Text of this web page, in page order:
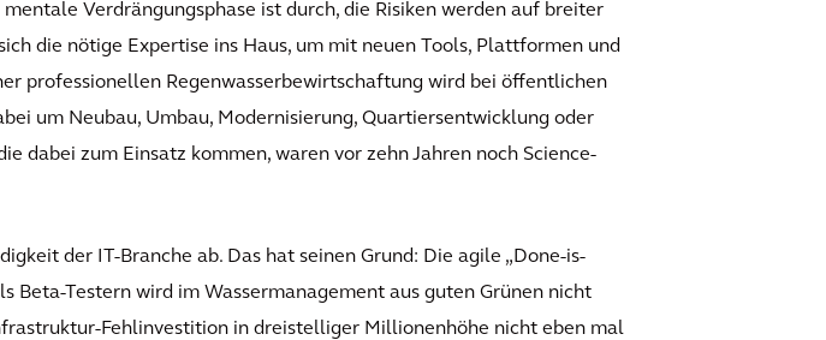
Verdrängungsphase ist durch, die Risiken werden auf breiter
die nötige Expertise ins Haus, um mit neuen Tools, Plattformen und
professionellen Regenwasserbewirtschaftung wird bei öffentlichen
um Neubau, Umbau, Modernisierung, Quartiersentwicklung oder
dabei zum Einsatz kommen, waren vor zehn Jahren noch Science-
der IT-Branche ab. Das hat seinen Grund: Die agile „Done-is-
Testern wird im Wassermanagement aus guten Grünen nicht
Fehlinvestition in dreistelliger Millionenhöhe nicht eben mal